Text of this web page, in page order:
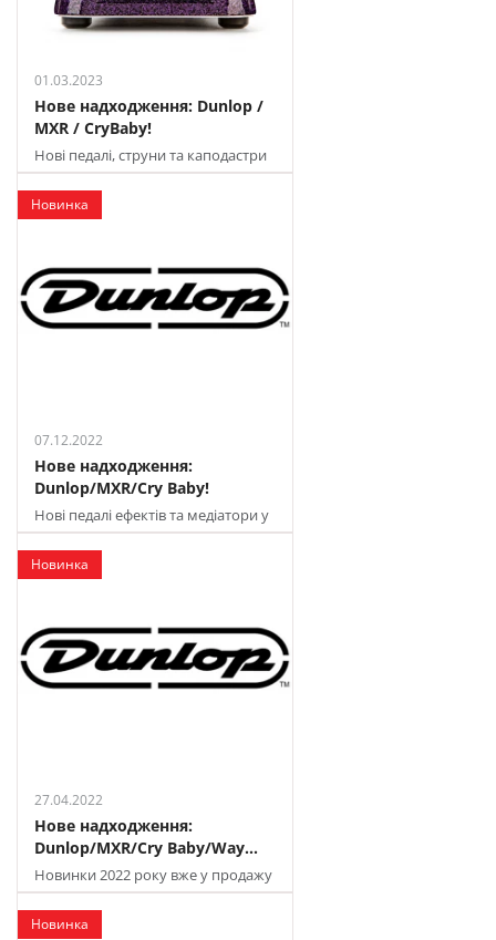
01.03.2023
Нове надходження: Dunlop /
MXR / CryBaby!
Нові педалі, струни та каподастри
у продажу в JAM!
Новинка
07.12.2022
Нове надходження:
Dunlop/MXR/Cry Baby!
Нові педалі ефектів та медіатори у
продажу в JAM
Новинка
27.04.2022
Нове надходження:
Dunlop/MXR/Cry Baby/Way...
Новинки 2022 року вже у продажу
в JAM!
Новинка